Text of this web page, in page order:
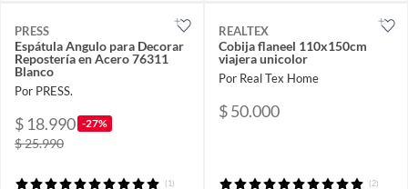
PRESS
Espátula Angulo para Decorar
Repostería en Acero 76311
Blanco
Por PRESS.
$ 18.990 -27%
$ 25.990
(1)
REALTEX
Cobija flaneel 110x150cm
viajera unicolor
Por Real Tex Home
$ 50.000
(2)